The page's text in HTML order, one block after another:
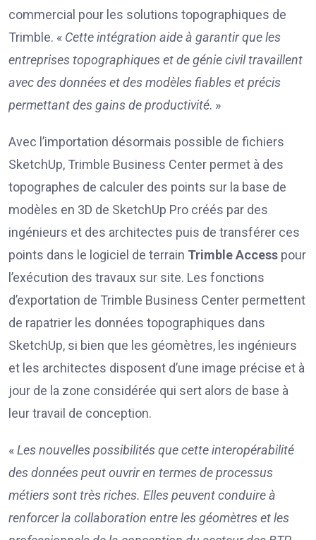
commercial pour les solutions topographiques de
Trimble. « Cette intégration aide à garantir que les
entreprises topographiques et de génie civil travaillent
avec des données et des modèles fiables et précis
permettant des gains de productivité. »
Avec l’importation désormais possible de fichiers
SketchUp, Trimble Business Center permet à des
topographes de calculer des points sur la base de
modèles en 3D de SketchUp Pro créés par des
ingénieurs et des architectes puis de transférer ces
points dans le logiciel de terrain Trimble Access pour
l’exécution des travaux sur site. Les fonctions
d’exportation de Trimble Business Center permettent
de rapatrier les données topographiques dans
SketchUp, si bien que les géomètres, les ingénieurs
et les architectes disposent d’une image précise et à
jour de la zone considérée qui sert alors de base à
leur travail de conception.
«Les nouvelles possibilités que cette interopérabilité
des données peut ouvrir en termes de processus
métiers sont très riches. Elles peuvent conduire à
renforcer la collaboration entre les géomètres et les